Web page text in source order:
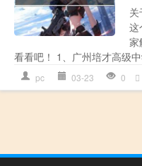
这
家
看看吧！ 1、广州培才高级
pc 03-23 0